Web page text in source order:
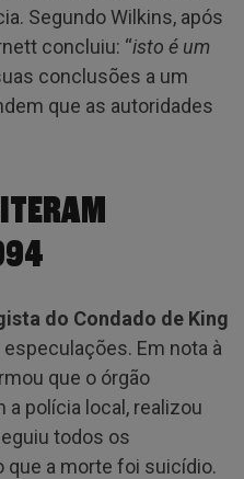
Segundo Wilkins, após
concluiu: “isto é um
conclusões a um
que as autoridades
do Condado de King
Em nota à
que o órgão
polícia local, realizou
todos os
a morte foi suicídio.